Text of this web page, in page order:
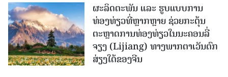
ຜະລິດຕະພັນ ແລະ ຮູບແບບການ
ທ່ອງທ່ຽວທີ່ຫຼາກຫຼາຍ ຊ່ວຍກະຕຸ້ນ
ຕະຫຼາດການທ່ອງທ່ຽວໃນນະຄອນລີ່
ຈຽງ (Lijiang) ທາງພາກຕາເວັນຕົກ
ສ່ຽງໃຕ້ຂອງຈີນ